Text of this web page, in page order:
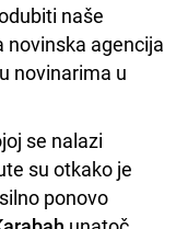
naše
novinska agencija
novinarima u
se nalazi
su otkako je
ponovo